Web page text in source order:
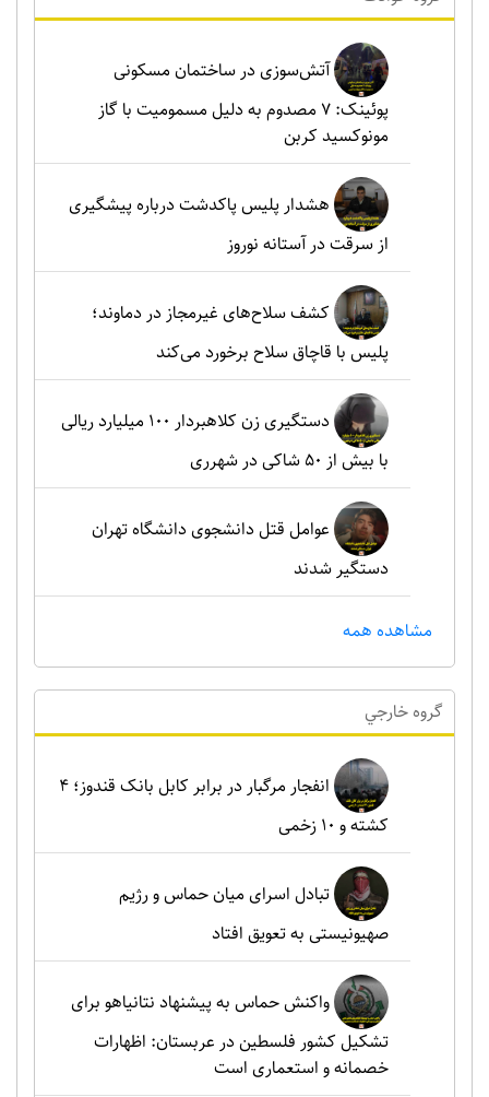
آتش‌سوزی در ساختمان مسکونی
پوئینک: 7 مصدوم به دلیل مسمومیت با گاز
مونوکسید کربن
هشدار پلیس پاکدشت درباره پیشگیری
از سرقت در آستانه نوروز
کشف سلاح‌های غیرمجاز در دماوند؛
پلیس با قاچاق سلاح برخورد می‌کند
دستگیری زن کلاهبردار ۱۰۰ میلیارد ریالی
با بیش از ۵۰ شاکی در شهرری
عوامل قتل دانشجوی دانشگاه تهران
دستگیر شدند
مشاهده همه
گروه خارجي
انفجار مرگبار در برابر کابل بانک قندوز؛ ۴
کشته و ۱۰ زخمی
تبادل اسرای میان حماس و رژیم
صهیونیستی به تعویق افتاد
واکنش حماس به پیشنهاد نتانیاهو برای
تشکیل کشور فلسطین در عربستان: اظهارات
خصمانه و استعماری است